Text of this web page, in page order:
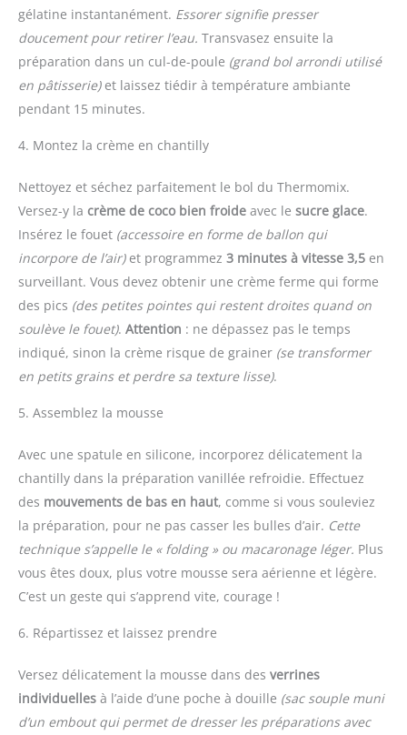
gélatine instantanément. Essorer signifie presser
doucement pour retirer l’eau. Transvasez ensuite la
préparation dans un cul-de-poule (grand bol arrondi utilisé
en pâtisserie)et laissez tiédir à température ambiante
pendant 15 minutes.
4. Montez la crème en chantilly
Nettoyez et séchez parfaitement le bol du Thermomix.
Versez-y la crème de coco bien froide avec le sucre glace.
Insérez le fouet (accessoire en forme de ballon qui
incorpore de l’air)et programmez 3 minutes à vitesse 3,5 en
surveillant. Vous devez obtenir une crème ferme qui forme
des pics (des petites pointes qui restent droites quand on
soulève le fouet). Attention : ne dépassez pas le temps
indiqué, sinon la crème risque de grainer (se transformer
en petits grains et perdre sa texture lisse).
5. Assemblez la mousse
Avec une spatule en silicone, incorporez délicatement la
chantilly dans la préparation vanillée refroidie. Effectuez
des mouvements de bas en haut, comme si vous souleviez
la préparation, pour ne pas casser les bulles d’air. Cette
technique s’appelle le « folding » ou macaronage léger. Plus
vous êtes doux, plus votre mousse sera aérienne et légère.
C’est un geste qui s’apprend vite, courage !
6. Répartissez et laissez prendre
Versez délicatement la mousse dans des verrines
individuelles à l’aide d’une poche à douille (sac souple muni
d’un embout qui permet de dresser les préparations avec